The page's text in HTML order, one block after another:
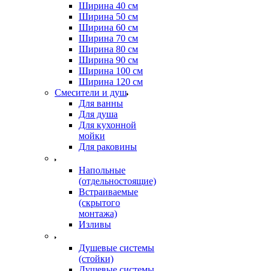
Ширина 40 см
Ширина 50 см
Ширина 60 см
Ширина 70 см
Ширина 80 см
Ширина 90 см
Ширина 100 см
Ширина 120 см
Смесители и душ
Для ванны
Для душа
Для кухонной
мойки
Для раковины
Напольные
(отдельностоящие)
Встраиваемые
(скрытого
монтажа)
Изливы
Душевые системы
(стойки)